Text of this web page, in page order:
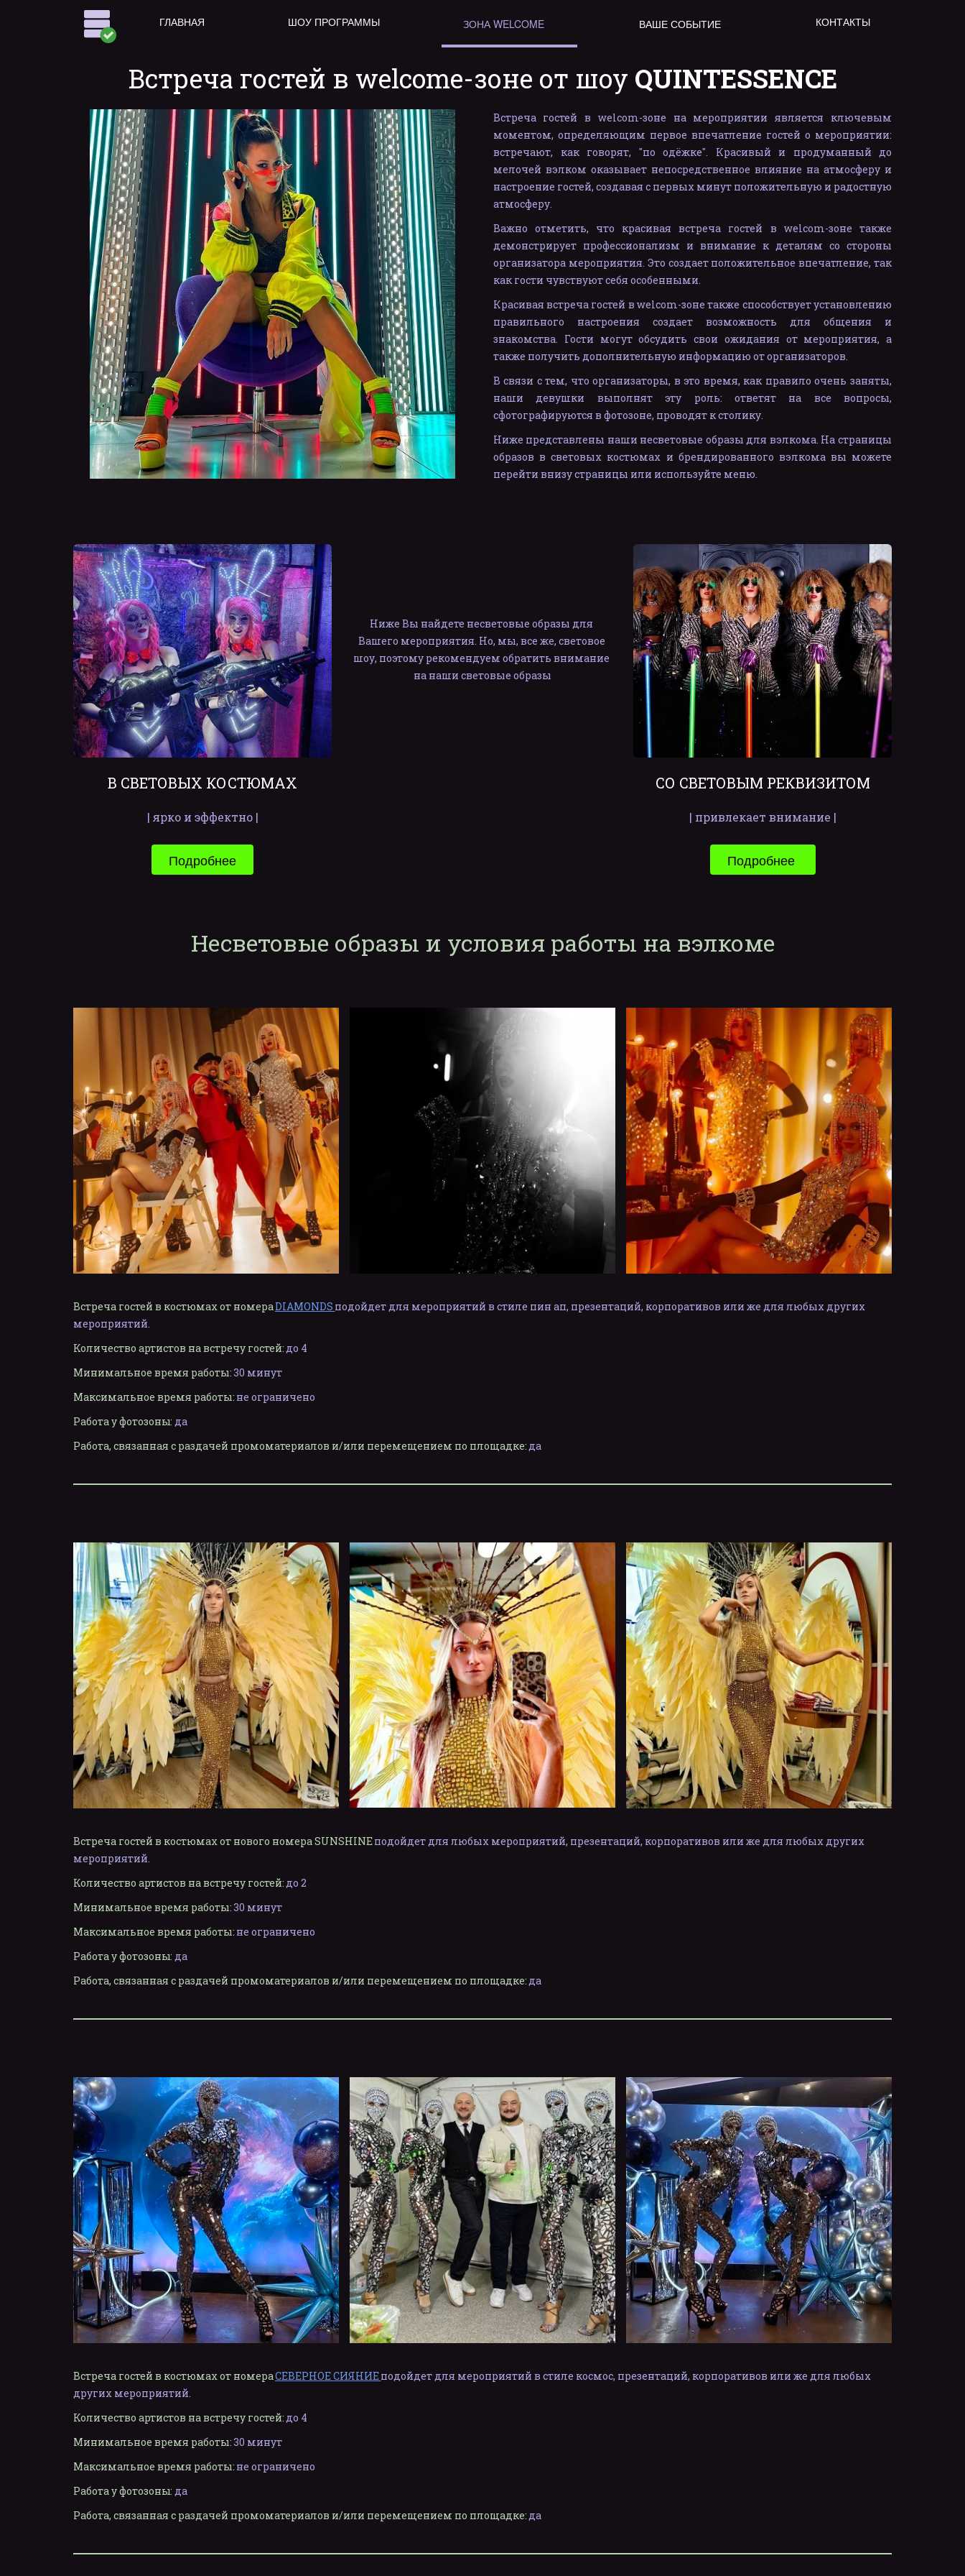
ГЛАВНАЯ ШОУ ПРОГРАММЫ ЗОНА WELCOME ВАШЕ СОБЫТИЕ КОНТАКТЫ
Встреча гостей в welcome-зоне от шоу QUINTESSENCE
Встреча гостей в welcom-зоне на мероприятии является ключевым
моментом, определяющим первое впечатление гостей о мероприятии:
встречают, как говорят, "по одёжке". Красивый и продуманный до
мелочей вэлком оказывает непосредственное влияние на атмосферу и
настроение гостей, создавая с первых минут положительную и радостную
атмосферу.
Важно отметить, что красивая встреча гостей в welcom-зоне также
демонстрирует профессионализм и внимание к деталям со стороны
организатора мероприятия. Это создает положительное впечатление, так
как гости чувствуют себя особенными.
Красивая встреча гостей в welcom-зоне также способствует установлению
правильного настроения создает возможность для общения и
знакомства. Гости могут обсудить свои ожидания от мероприятия, а
также получить дополнительную информацию от организаторов.
В связи с тем, что организаторы, в это время, как правило очень заняты,
наши девушки выполнят эту роль: ответят на все вопросы,
сфотографируются в фотозоне, проводят к столику.
Ниже представлены наши несветовые образы для вэлкома. На страницы
образов в световых костюмах и брендированного вэлкома вы можете
перейти внизу страницы или используйте меню.
В СВЕТОВЫХ КОСТЮМАХ
| ярко и эффектно |
Подробнее
Ниже Вы найдете несветовые образы для
Вашего мероприятия. Но, мы, все же, световое
шоу, поэтому рекомендуем обратить внимание
на наши световые образы
СО СВЕТОВЫМ РЕКВИЗИТОМ
| привлекает внимание |
Подробнее
Несветовые образы и условия работы на вэлкоме
Встреча гостей в костюмах от номера DIAMONDS подойдет для мероприятий в стиле пин ап, презентаций, корпоративов или же для любых других
мероприятий.
Количество артистов на встречу гостей:до 4
Минимальное время работы:30 минут
Максимальное время работы: не ограничено
Работа у фотозоны: да
Работа, связанная с раздачей промоматериалов и/или перемещением по площадке:да
Встреча гостей в костюмах от нового номера SUNSHINE подойдет для любых мероприятий, презентаций, корпоративов или же для любых других
мероприятий.
Количество артистов на встречу гостей:до 2
Минимальное время работы:30 минут
Максимальное время работы: не ограничено
Работа у фотозоны: да
Работа, связанная с раздачей промоматериалов и/или перемещением по площадке:да
Встреча гостей в костюмах от номера СЕВЕРНОЕ СИЯНИЕподойдет для мероприятий в стиле космос, презентаций, корпоративов или же для любых
других мероприятий.
Количество артистов на встречу гостей:до 4
Минимальное время работы:30 минут
Максимальное время работы: не ограничено
Работа у фотозоны: да
Работа, связанная с раздачей промоматериалов и/или перемещением по площадке:да